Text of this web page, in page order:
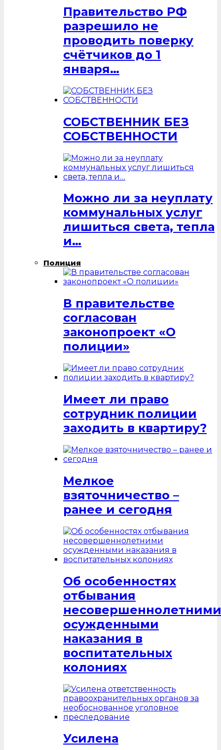
Правительство РФ
разрешило не
проводить поверку
счётчиков до 1
января…
СОБСТВЕННИК БЕЗ
СОБСТВЕННОСТИ
Можно ли за неуплату
коммунальных услуг
лишиться света, тепла
и…
Полиция
В правительстве
согласован
законопроект «О
полиции»
Имеет ли право
сотрудник полиции
заходить в квартиру?
Мелкое
взяточничество –
ранее и сегодня
Об особенностях
отбывания
несовершеннолетними
осужденными
наказания в
воспитательных
колониях
Усилена